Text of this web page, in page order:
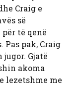
Craig e
së
të qenë
Pas pak, Craig
Gjatë
akoma
lezetshme me